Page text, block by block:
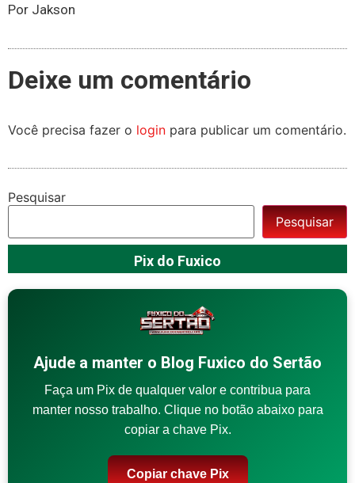
Por Jakson
Deixe um comentário
Você precisa fazer o login para publicar um comentário.
Pesquisar
Pesquisar
Pix do Fuxico
Ajude a manter o Blog Fuxico do Sertão
Faça um Pix de qualquer valor e contribua para
manter nosso trabalho. Clique no botão abaixo para
copiar a chave Pix.
Copiar chave Pix